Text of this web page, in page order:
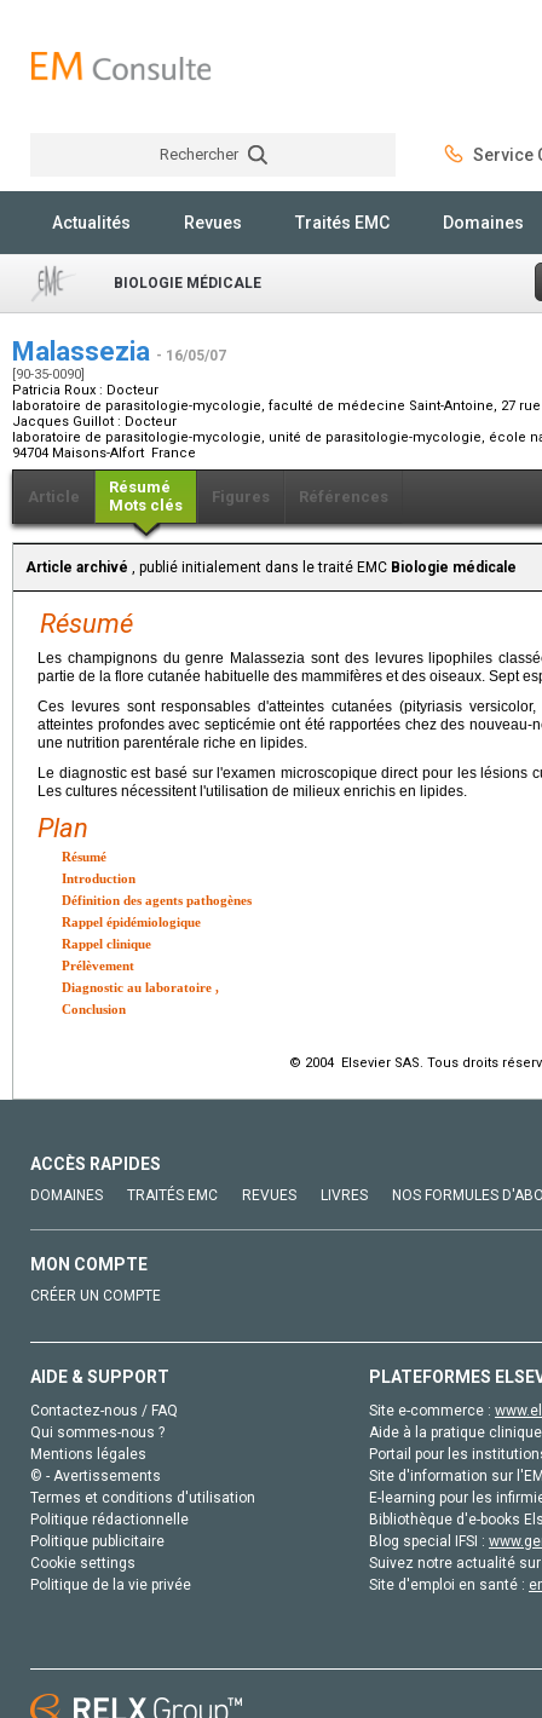
Rechercher Service
Actualités Revues Traités EMC Domaines
BIOLOGIE MÉDICALE
Malassezia - 16/05/07
[90-35-0090]
Patricia Roux : Docteur
laboratoire de parasitologie-mycologie, faculté de médecine Saint-Antoine, 27
Jacques Guillot : Docteur
laboratoire de parasitologie-mycologie, unité de parasitologie-mycologie, école
94704 Maisons-Alfort France
Article
Résumé
Mots clés
Figures Références
Article archivé , publié initialement dans le traité EMC Biologie médicale
Résumé
Les champignons du genre Malassezia sont des levures lipophiles
partie de la flore cutanée habituelle des mammifères et des oiseaux. Sept
Ces levures sont responsables d'atteintes cutanées (pityriasis
atteintes profondes avec septicémie ont été rapportées chez des nouveau-
une nutrition parentérale riche en lipides.
Le diagnostic est basé sur l'examen microscopique direct pour les lésions
Les cultures nécessitent l'utilisation de milieux enrichis en lipides.
Plan
Résumé
Introduction
Définition des agents pathogènes
Rappel épidémiologique
Rappel clinique
Prélèvement
Diagnostic au laboratoire ,
Conclusion
© 2004 Elsevier SAS. Tous droits
ACCÈS RAPIDES
DOMAINES TRAITÉS EMC REVUES LIVRES NOS FORMULES
MON COMPTE
CRÉER UN COMPTE
AIDE & SUPPORT
Contactez-nous / FAQ
Qui sommes-nous ?
Mentions légales
© - Avertissements
Termes et conditions d'utilisation
Politique rédactionnelle
Politique publicitaire
Cookie settings
Politique de la vie privée
PLATEFORMES
Site e-commerce :
Aide à la pratique
Portail pour les
Site d'information sur
E-learning pour les
Bibliothèque d'e-books
Blog special IFSI :
Suivez notre actualité
Site d'emploi en santé :